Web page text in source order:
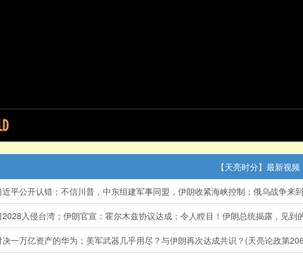
【天亮时分】最新视频
平公开认错；不信川普，中东组建军事同盟，伊朗收紧海峡控制；俄乌战争来
入侵台湾；伊朗官宣：霍尔木兹协议达成；令人瞠目！伊朗总统揭露，见
一万亿资产的华为；美军武器几乎用尽？与伊朗再次达成共识？(天亮论政第